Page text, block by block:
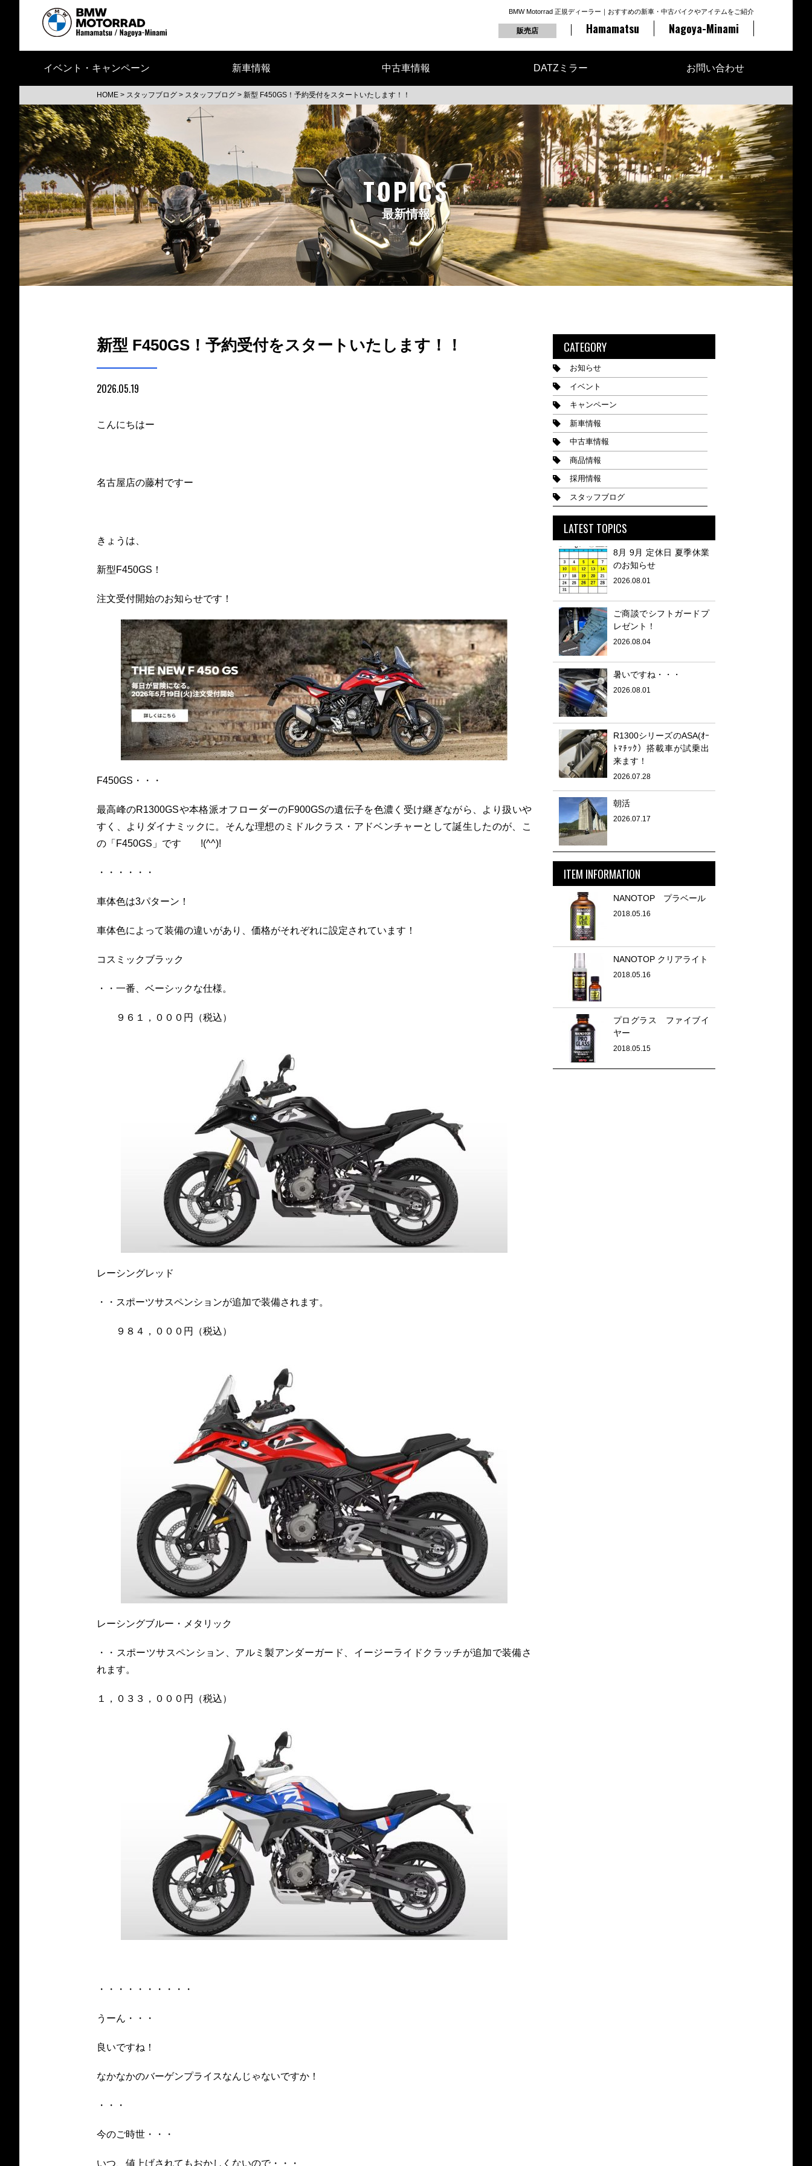
BMW Motorrad 正規ディーラー｜おすすめの新車・中古バイクやアイテムをご紹介
販売店 Hamamatsu Nagoya-Minami
イベント・キャンペーン 新車情報 中古車情報 DATZミラー お問い合わせ
HOME > スタッフブログ > スタッフブログ > 新型 F450GS！予約受付をスタートいたします！！
TOPICS
最新情報
新型 F450GS！予約受付をスタートいたします！！
2026.05.19
こんにちはー
名古屋店の藤村ですー
きょうは、
新型F450GS！
注文受付開始のお知らせです！
F450GS・・・
最高峰のR1300GSや本格派オフローダーのF900GSの遺伝子を色濃く受け継ぎながら、より扱いや
すく、よりダイナミックに。そんな理想のミドルクラス・アドベンチャーとして誕生したのが、こ
の「F450GS」です !(^^)!
・・・・・・
車体色は3パターン！
車体色によって装備の違いがあり、価格がそれぞれに設定されています！
コスミックブラック
・・一番、ベーシックな仕様。
９６１，０００円（税込）
レーシングレッド
・・スポーツサスペンションが追加で装備されます。
９８４，０００円（税込）
レーシングブルー・メタリック
・・スポーツサスペンション、アルミ製アンダーガード、イージーライドクラッチが追加で装備さ
れます。
１，０３３，０００円（税込）
・・・・・・・・・・
うーん・・・
良いですね！
なかなかのバーゲンプライスなんじゃないですか！
・・・
今のご時世・・・
いつ、値上げされてもおかしくないので・・・
CATEGORY
お知らせ
イベント
キャンペーン
新車情報
中古車情報
商品情報
採用情報
スタッフブログ
LATEST TOPICS
8月 9月 定休日 夏季休業
のお知らせ
2026.08.01
ご商談でシフトガードプ
レゼント！
2026.08.04
暑いですね・・・
2026.08.01
R1300シリーズのASA(ｵｰ
ﾄﾏﾁｯｸ）搭載車が試乗出
来ます！
2026.07.28
朝活
2026.07.17
ITEM INFORMATION
NANOTOP プラベール
2018.05.16
NANOTOP クリアライト
2018.05.16
プログラス ファイブイ
ヤー
2018.05.15